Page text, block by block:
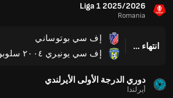
Liga 1 2025/2026
Romania
انتهاء وقت المباراة
إف سي بوتوساني
إف سي يونيري ٢٠٠٤ سلوبوزيا
دوري الدرجة الأولى الأيرلندي
أيرلندا